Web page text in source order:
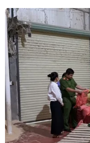
CƠ QUAN CHỦ QUẢN: THÔNG
Tổng Biên tập: TRẦN
Phó Tổng Biên tập:
THỦY
Sở hữu trí tuệ
RSS
Ngôn ngữ